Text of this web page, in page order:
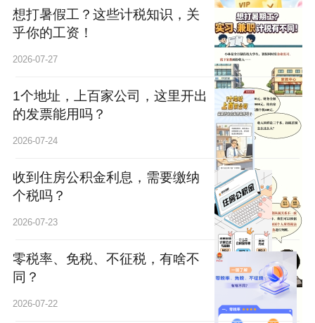
想打暑假工？这些计税知识，关
乎你的工资！
2026-07-27
1个地址，上百家公司，这里开出
的发票能用吗？
2026-07-24
收到住房公积金利息，需要缴纳
个税吗？
2026-07-23
零税率、免税、不征税，有啥不
同？
2026-07-22